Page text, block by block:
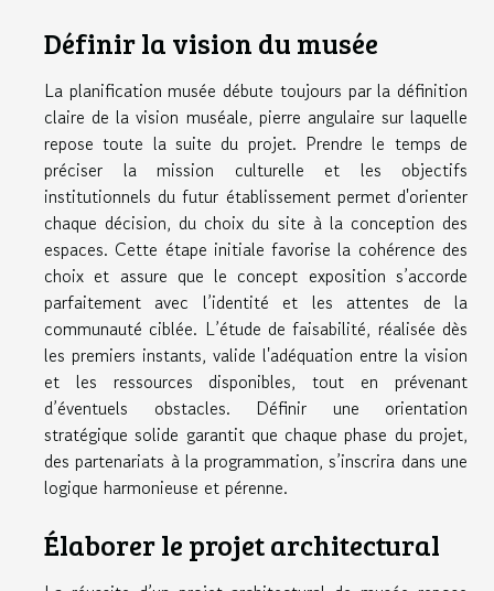
Définir la vision du musée
La planification musée débute toujours par la définition
claire de la vision muséale, pierre angulaire sur laquelle
repose toute la suite du projet. Prendre le temps de
préciser la mission culturelle et les objectifs
institutionnels du futur établissement permet d'orienter
chaque décision, du choix du site à la conception des
espaces. Cette étape initiale favorise la cohérence des
choix et assure que le concept exposition s’accorde
parfaitement avec l’identité et les attentes de la
communauté ciblée. L’étude de faisabilité, réalisée dès
les premiers instants, valide l'adéquation entre la vision
et les ressources disponibles, tout en prévenant
d’éventuels obstacles. Définir une orientation
stratégique solide garantit que chaque phase du projet,
des partenariats à la programmation, s’inscrira dans une
logique harmonieuse et pérenne.
Élaborer le projet architectural